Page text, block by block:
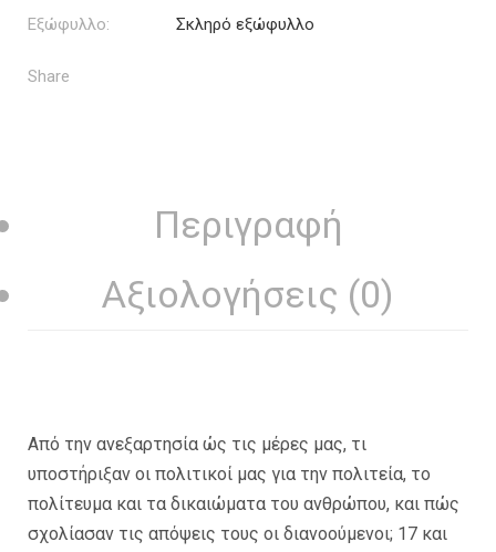
Εξώφυλλο: Σκληρό εξώφυλλο
Share
Περιγραφή
Αξιολογήσεις (0)
Από την ανεξαρτησία ώς τις μέρες μας, τι
υποστήριξαν οι πολιτικοί μας για την πολιτεία, το
πολίτευμα και τα δικαιώματα του ανθρώπου, και πώς
σχολίασαν τις απόψεις τους οι διανοούμενοι; 17 και